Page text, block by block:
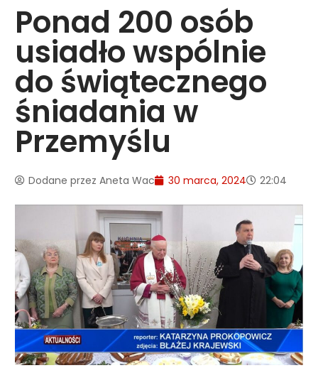
Ponad 200 osób
usiadło wspólnie
do świątecznego
śniadania w
Przemyślu
Dodane przez Aneta Wac 30 marca, 2024 22:04